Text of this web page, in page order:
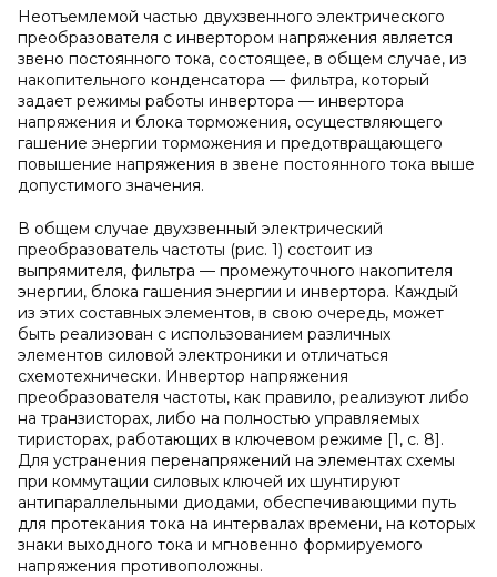
Неотъемлемой частью двухзвенного электрического
преобразователя с инвертором напряжения является
звено постоянного тока, состоящее, в общем случае, из
накопительного конденсатора — фильтра, который
задает режимы работы инвертора — инвертора
напряжения и блока торможения, осуществляющего
гашение энергии торможения и предотвращающего
повышение напряжения в звене постоянного тока выше
допустимого значения.
В общем случае двухзвенный электрический
преобразователь частоты (рис. 1) состоит из
выпрямителя, фильтра — промежуточного накопителя
энергии, блока гашения энергии и инвертора. Каждый
из этих составных элементов, в свою очередь, может
быть реализован с использованием различных
элементов силовой электроники и отличаться
схемотехнически. Инвертор напряжения
преобразователя частоты, как правило, реализуют либо
на транзисторах, либо на полностью управляемых
тиристорах, работающих в ключевом режиме [1, с. 8].
Для устранения перенапряжений на элементах схемы
при коммутации силовых ключей их шунтируют
антипараллельными диодами, обеспечивающими путь
для протекания тока на интервалах времени, на которых
знаки выходного тока и мгновенно формируемого
напряжения противоположны.